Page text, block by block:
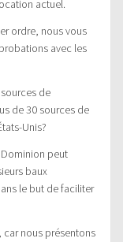
actuel.
ordre, nous vous
avec les
de
de 30 sources de
Unis?
peut
baux
le but de faciliter
car nous présentons